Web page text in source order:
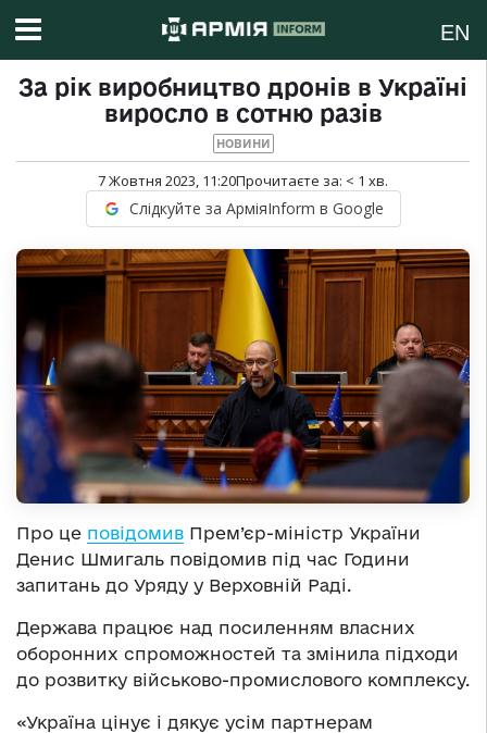
EN
За рік виробництво дронів в Україні
виросло в сотню разів
НОВИНИ
7 Жовтня 2023, 11:20Прочитаєте за: < 1 хв.
Слідкуйте за АрміяInform в Google
Про це повідомив Прем’єр-міністр України
Денис Шмигаль повідомив під час Години
запитань до Уряду у Верховній Раді.
Держава працює над посиленням власних
оборонних спроможностей та змінила підходи
до розвитку військово-промислового комплексу.
«Україна цінує і дякує усім партнерам